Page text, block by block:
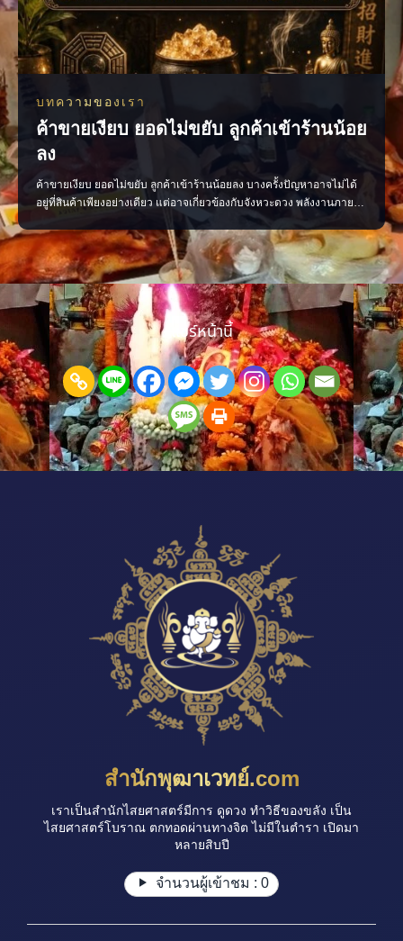
บทความของเรา
ค้าขายเงียบ ยอดไม่ขยับ ลูกค้าเข้าร้านน้อย
ลง
ค้าขายเงียบ ยอดไม่ขยับ ลูกค้าเข้าร้านน้อยลง บางครั้งปัญหาอาจไม่ได้
อยู่ที่สินค้าเพียงอย่างเดียว แต่อาจเกี่ยวข้องกับจังหวะดวง พลังงานภายใน
ร้าน หรือการจัดวางที่ยังไม่ส่งเสริมการค้า ลองเริ่มจากการตรวจพลังร้าน
ปรับฮวงจุ้ย เสริมจุดรับทรัพย์ และจัดพื้นที่ให้เปิดรับลูกค้ามากขึ้น เมื่อแก้
ได้ตรงจุด การค้าขายก
แชร์หน้านี้
สำนักพุฒาเวทย์.com
เราเป็นสำนักไสยศาสตร์มีการ ดูดวง ทำวิธีของขลัง เป็น
ไสยศาสตร์โบราณ ตกทอดผ่านทางจิต ไม่มีในตำรา เปิดมา
หลายสิบปี
จำนวนผู้เข้าชม : 0